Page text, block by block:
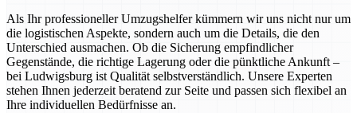
Als Ihr professioneller Umzugshelfer kümmern wir uns nicht nur um
die logistischen Aspekte, sondern auch um die Details, die den
Unterschied ausmachen. Ob die Sicherung empfindlicher
Gegenstände, die richtige Lagerung oder die pünktliche Ankunft –
bei Ludwigsburg ist Qualität selbstverständlich. Unsere Experten
stehen Ihnen jederzeit beratend zur Seite und passen sich flexibel an
Ihre individuellen Bedürfnisse an.